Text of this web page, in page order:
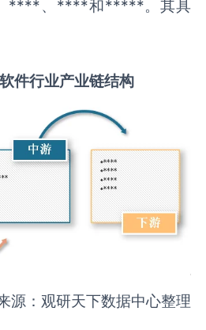
****、****和*****。其具
件行业产业链结构
源：观研天下数据中心整理